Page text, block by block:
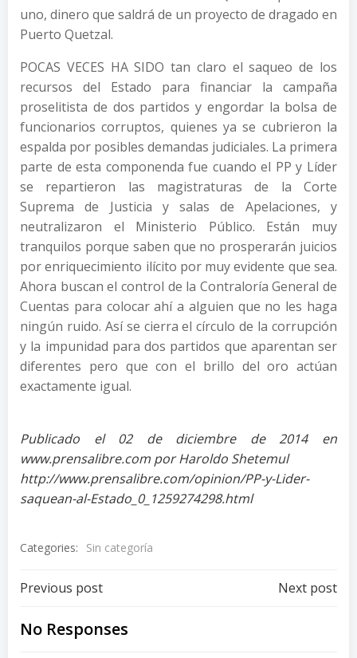
uno, dinero que saldrá de un proyecto de dragado en
Puerto Quetzal.
POCAS VECES HA SIDO tan claro el saqueo de los
recursos del Estado para financiar la campaña
proselitista de dos partidos y engordar la bolsa de
funcionarios corruptos, quienes ya se cubrieron la
espalda por posibles demandas judiciales. La primera
parte de esta componenda fue cuando el PP y Líder
se repartieron las magistraturas de la Corte
Suprema de Justicia y salas de Apelaciones, y
neutralizaron el Ministerio Público. Están muy
tranquilos porque saben que no prosperarán juicios
por enriquecimiento ilícito por muy evidente que sea.
Ahora buscan el control de la Contraloría General de
Cuentas para colocar ahí a alguien que no les haga
ningún ruido. Así se cierra el círculo de la corrupción
y la impunidad para dos partidos que aparentan ser
diferentes pero que con el brillo del oro actúan
exactamente igual.
Publicado el 02 de diciembre de 2014 en
www.prensalibre.com por Haroldo Shetemul
http://www.prensalibre.com/opinion/PP-y-Lider-
saquean-al-Estado_0_1259274298.html
Categories: Sin categoría
Post
navigation
Previous post Next post
No Responses